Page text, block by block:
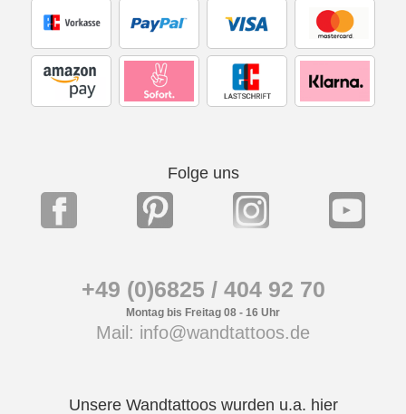
Folge uns
+49 (0)6825 / 404 92 70
Montag bis Freitag 08 - 16 Uhr
Mail: info@wandtattoos.de
Unsere Wandtattoos wurden u.a. hier